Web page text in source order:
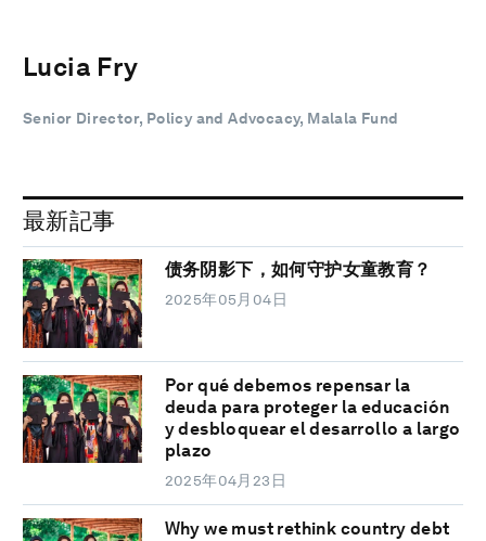
Lucia Fry
Senior Director, Policy and Advocacy, Malala Fund
最新記事
债务阴影下，如何守护女童教育？
2025年05月04日
Por qué debemos repensar la
deuda para proteger la educación
y desbloquear el desarrollo a largo
plazo
2025年04月23日
Why we must rethink country debt